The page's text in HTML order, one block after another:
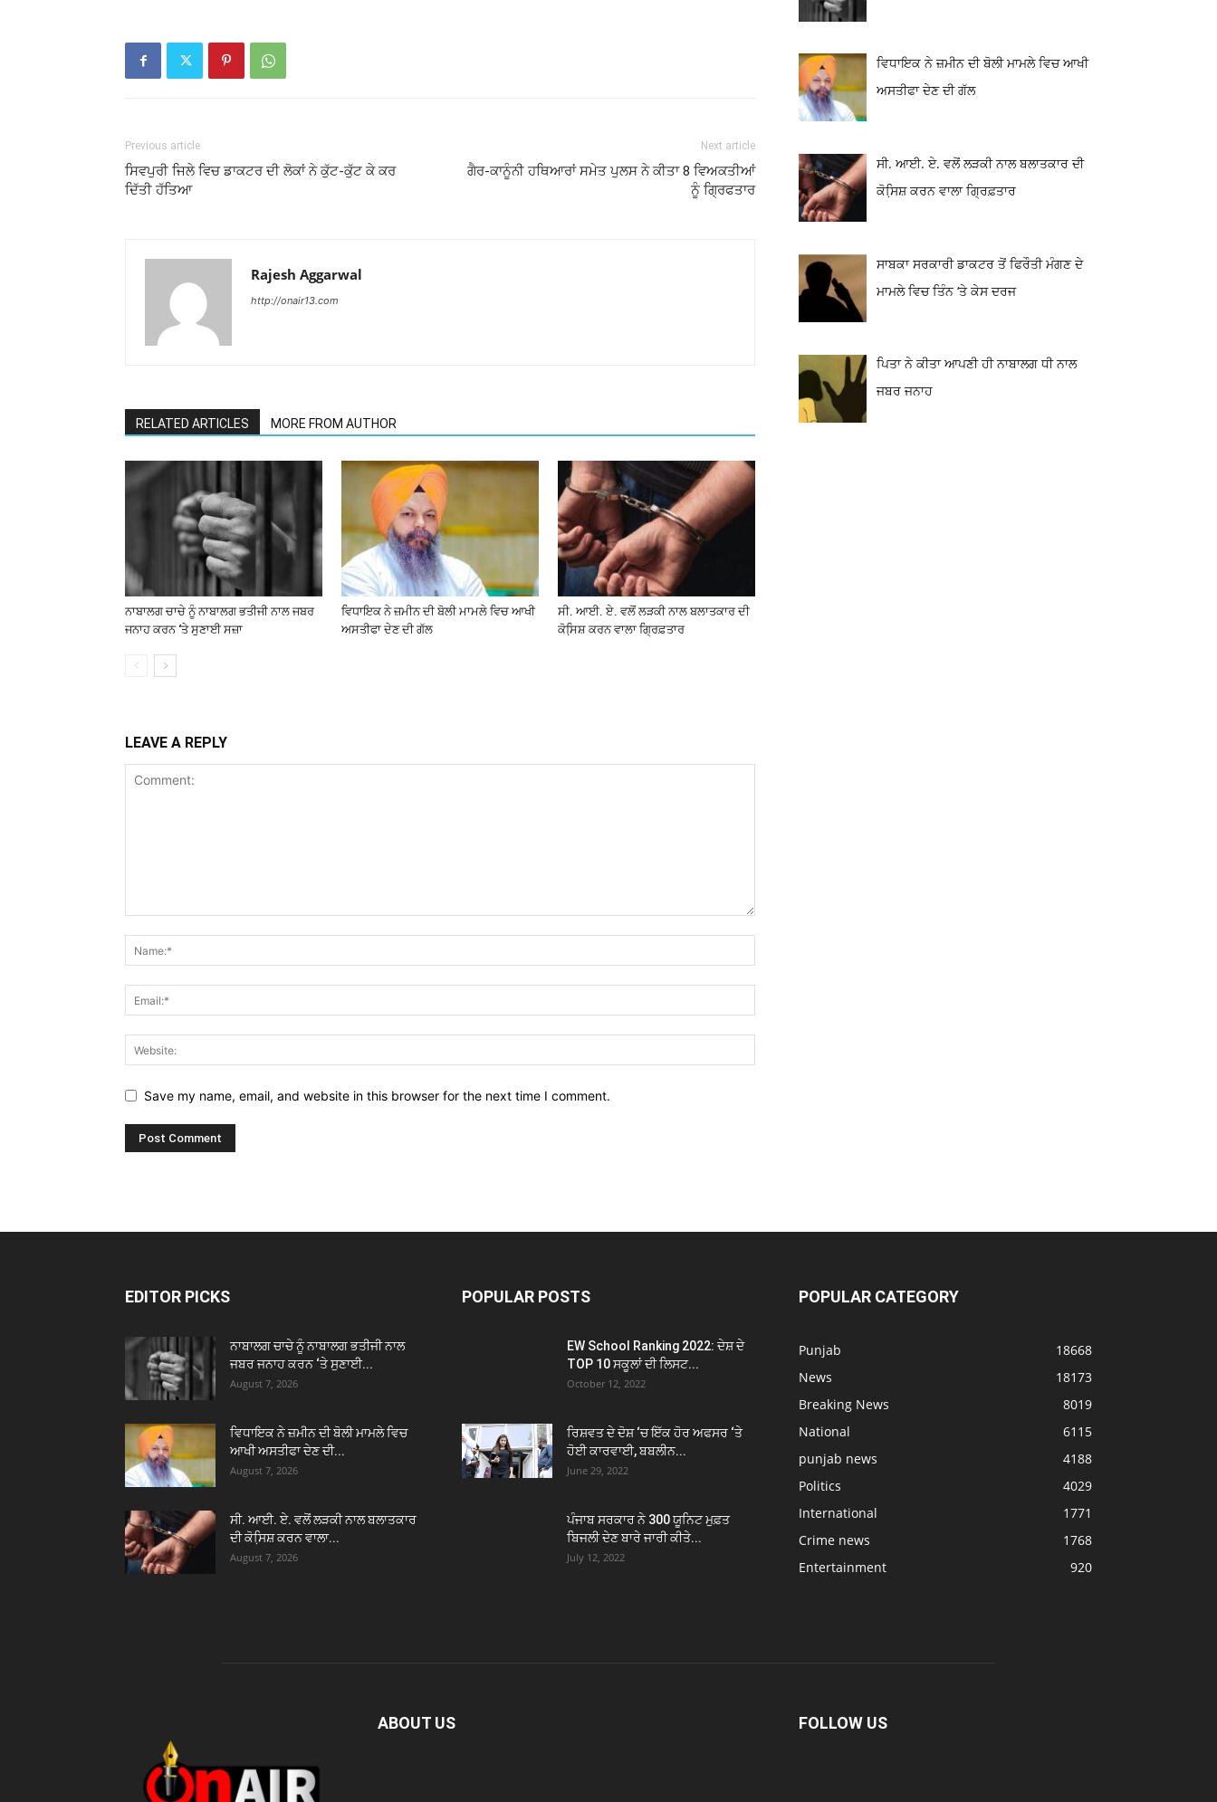
Previous article
ਸਿਵਪੁਰੀ ਜਿਲੇ ਵਿਚ ਡਾਕਟਰ ਦੀ ਲੋਕਾਂ ਨੇ ਕੁੱਟ-ਕੁੱਟ ਕੇ ਕਰ
ਦਿੱਤੀ ਹੱਤਿਆ
Next article
ਗੈਰ-ਕਾਨੂੰਨੀ ਹਥਿਆਰਾਂ ਸਮੇਤ ਪੁਲਸ ਨੇ ਕੀਤਾ 8 ਵਿਅਕਤੀਆਂ
ਨੂੰ ਗ੍ਰਿਫਤਾਰ
Rajesh Aggarwal
http://onair13.com
RELATED ARTICLES MORE FROM AUTHOR
ਨਾਬਾਲਗ ਚਾਚੇ ਨੂੰ ਨਾਬਾਲਗ ਭਤੀਜੀ ਨਾਲ ਜਬਰ
ਜਨਾਹ ਕਰਨ ‘ਤੇ ਸੁਣਾਈ ਸਜ਼ਾ
ਵਿਧਾਇਕ ਨੇ ਜ਼ਮੀਨ ਦੀ ਬੋਲੀ ਮਾਮਲੇ ਵਿਚ ਆਖੀ
ਅਸਤੀਫਾ ਦੇਣ ਦੀ ਗੱਲ
ਸੀ. ਆਈ. ਏ. ਵਲੋਂ ਲੜਕੀ ਨਾਲ ਬਲਾਤਕਾਰ ਦੀ
ਕੋਸਿ਼ਸ਼ ਕਰਨ ਵਾਲਾ ਗ੍ਰਿਫ਼ਤਾਰ
LEAVE A REPLY
Save my name, email, and website in this browser for the next time I comment.
ਵਿਧਾਇਕ ਨੇ ਜ਼ਮੀਨ ਦੀ ਬੋਲੀ ਮਾਮਲੇ ਵਿਚ ਆਖੀ
ਅਸਤੀਫਾ ਦੇਣ ਦੀ ਗੱਲ
ਸੀ. ਆਈ. ਏ. ਵਲੋਂ ਲੜਕੀ ਨਾਲ ਬਲਾਤਕਾਰ ਦੀ
ਕੋਸਿ਼ਸ਼ ਕਰਨ ਵਾਲਾ ਗ੍ਰਿਫ਼ਤਾਰ
ਸਾਬਕਾ ਸਰਕਾਰੀ ਡਾਕਟਰ ਤੋਂ ਫਿਰੌਤੀ ਮੰਗਣ ਦੇ
ਮਾਮਲੇ ਵਿਚ ਤਿੰਨ ‘ਤੇ ਕੇਸ ਦਰਜ
ਪਿਤਾ ਨੇ ਕੀਤਾ ਆਪਣੀ ਹੀ ਨਾਬਾਲਗ ਧੀ ਨਾਲ
ਜਬਰ ਜਨਾਹ
EDITOR PICKS
ਨਾਬਾਲਗ ਚਾਚੇ ਨੂੰ ਨਾਬਾਲਗ ਭਤੀਜੀ ਨਾਲ
ਜਬਰ ਜਨਾਹ ਕਰਨ ‘ਤੇ ਸੁਣਾਈ...
August 7, 2026
ਵਿਧਾਇਕ ਨੇ ਜ਼ਮੀਨ ਦੀ ਬੋਲੀ ਮਾਮਲੇ ਵਿਚ
ਆਖੀ ਅਸਤੀਫਾ ਦੇਣ ਦੀ...
August 7, 2026
ਸੀ. ਆਈ. ਏ. ਵਲੋਂ ਲੜਕੀ ਨਾਲ ਬਲਾਤਕਾਰ
ਦੀ ਕੋਸਿ਼ਸ਼ ਕਰਨ ਵਾਲਾ...
August 7, 2026
POPULAR POSTS
EW School Ranking 2022: ਦੇਸ਼ ਦੇ
TOP 10 ਸਕੂਲਾਂ ਦੀ ਲਿਸਟ...
October 12, 2022
ਰਿਸ਼ਵਤ ਦੇ ਦੋਸ਼ ‘ਚ ਇੱਕ ਹੋਰ ਅਫਸਰ ‘ਤੇ
ਹੋਈ ਕਾਰਵਾਈ, ਬਬਲੀਨ...
June 29, 2022
ਪੰਜਾਬ ਸਰਕਾਰ ਨੇ 300 ਯੂਨਿਟ ਮੁਫ਼ਤ
ਬਿਜਲੀ ਦੇਣ ਬਾਰੇ ਜਾਰੀ ਕੀਤੇ...
July 12, 2022
POPULAR CATEGORY
Punjab
18668
News
18173
Breaking News
8019
National
6115
punjab news
4188
Politics
4029
International
1771
Crime news
1768
Entertainment
920
ABOUT US FOLLOW US